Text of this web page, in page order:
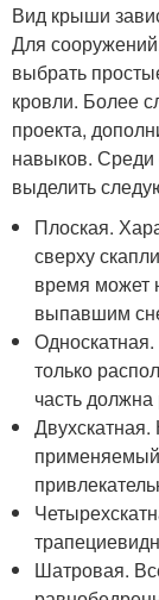
Вид крыши
Для
выбрать
кровли. Более
проекта,
навыков.
выделить
Плоская.
сверху
время может
выпавшим
только
часть
Шатровая.